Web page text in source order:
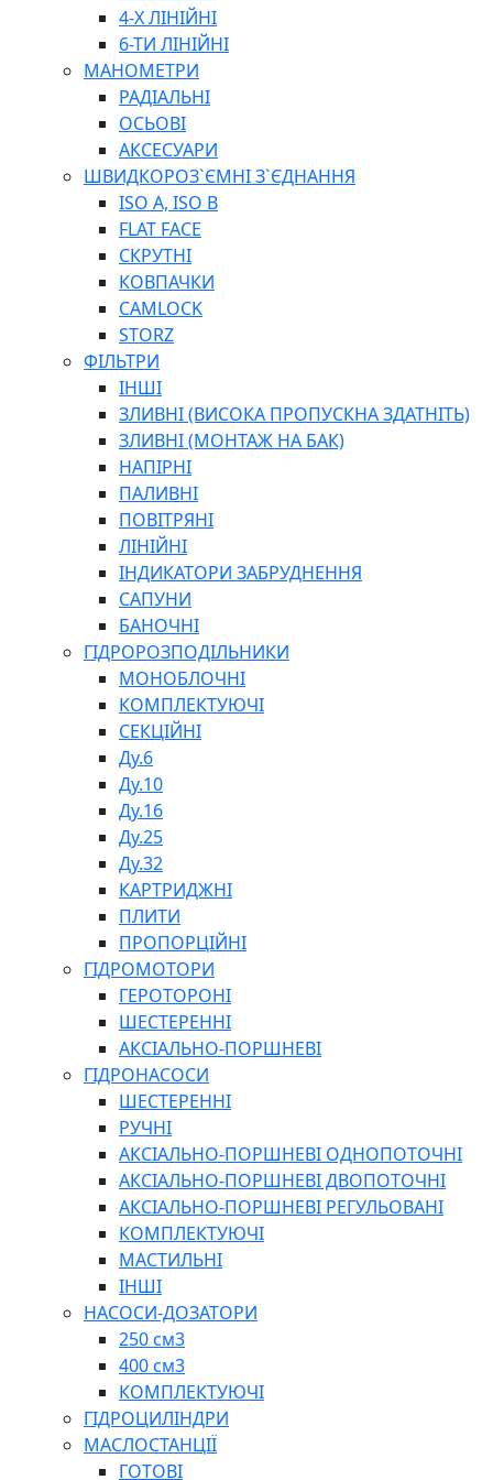
ПЛОСКОГУБЦІ
ВИКРУТКИ
КЛЮЧІ
ГОЛОВКИ, ТРІЩАТКИ, ВОРОТКИ, ПЕРЕХІДНИКИ
ЗУБИЛА, МОЛОТКИ, СОКИРИ, СТАМЕСКИ, ДОЛОТА
СТРУПЦИНИ, ЛЕЩАТА
ВИМІРЮВАЛЬНІ ІНСТРУМЕНТИ
БУДІВЕЛЬНИЙ ІНСТРУМЕНТ
ШЛАНГИ
ГОСПОДАРСЬКІ ТОВАРИ
ПНЕВМАТИЧНІ ІНСТРУМЕНТИ
З'ЄДНУВАЛЬНІ ІНСТРУМЕНТИ ТА МАТЕРІАЛИ
ЯЩИКИ, ШАФИ, ТА СУМКИ ДЛЯ ІНСТРУМЕНТІВ
ЗАСОБИ ЗАХИСТУ
СТЕПЛЕРИ, ЗАКЛЕПОЧНИКИ
ГІДРАВЛІЧНІ ІНСТРУМЕНТИ
ТЕХНІЧНА ХІМІЯ
СПЕЦІАЛЬНІ
ОЛИВИ
ГЕРМЕТИКИ
ЗМАЗКИ
КЛЕЇ, ЦЕМЕНТИ, ЕПОКСИДКИ
РЕМОНТ ГІДРОЦИЛІНДРІВ
БОРЕКС, ЕО
4-Х ЛІНІЙНІ
6-ТИ ЛІНІЙНІ
МАНОМЕТРИ
РАДІАЛЬНІ
ОСЬОВІ
АКСЕСУАРИ
ШВИДКОРОЗ`ЄМНІ З`ЄДНАННЯ
ISO A, ISO B
FLAT FACE
СКРУТНІ
КОВПАЧКИ
CAMLOCK
STORZ
ФІЛЬТРИ
ІНШІ
ЗЛИВНІ (ВИСОКА ПРОПУСКНА ЗДАТНІТЬ)
ЗЛИВНІ (МОНТАЖ НА БАК)
НАПІРНІ
ПАЛИВНІ
ПОВІТРЯНІ
ЛІНІЙНІ
ІНДИКАТОРИ ЗАБРУДНЕННЯ
САПУНИ
БАНОЧНІ
ГІДРОРОЗПОДІЛЬНИКИ
МОНОБЛОЧНІ
КОМПЛЕКТУЮЧІ
СЕКЦІЙНІ
Ду.6
Ду.10
Ду.16
Ду.25
Ду.32
КАРТРИДЖНІ
ПЛИТИ
ПРОПОРЦІЙНІ
ГІДРОМОТОРИ
ГЕРОТОРОНІ
ШЕСТЕРЕННІ
АКСІАЛЬНО-ПОРШНЕВІ
ГІДРОНАСОСИ
ШЕСТЕРЕННІ
РУЧНІ
АКСІАЛЬНО-ПОРШНЕВІ ОДНОПОТОЧНІ
АКСІАЛЬНО-ПОРШНЕВІ ДВОПОТОЧНІ
АКСІАЛЬНО-ПОРШНЕВІ РЕГУЛЬОВАНІ
КОМПЛЕКТУЮЧІ
МАСТИЛЬНІ
ІНШІ
НАСОСИ-ДОЗАТОРИ
250 см3
400 см3
КОМПЛЕКТУЮЧІ
ГІДРОЦИЛІНДРИ
МАСЛОСТАНЦІЇ
ГОТОВІ